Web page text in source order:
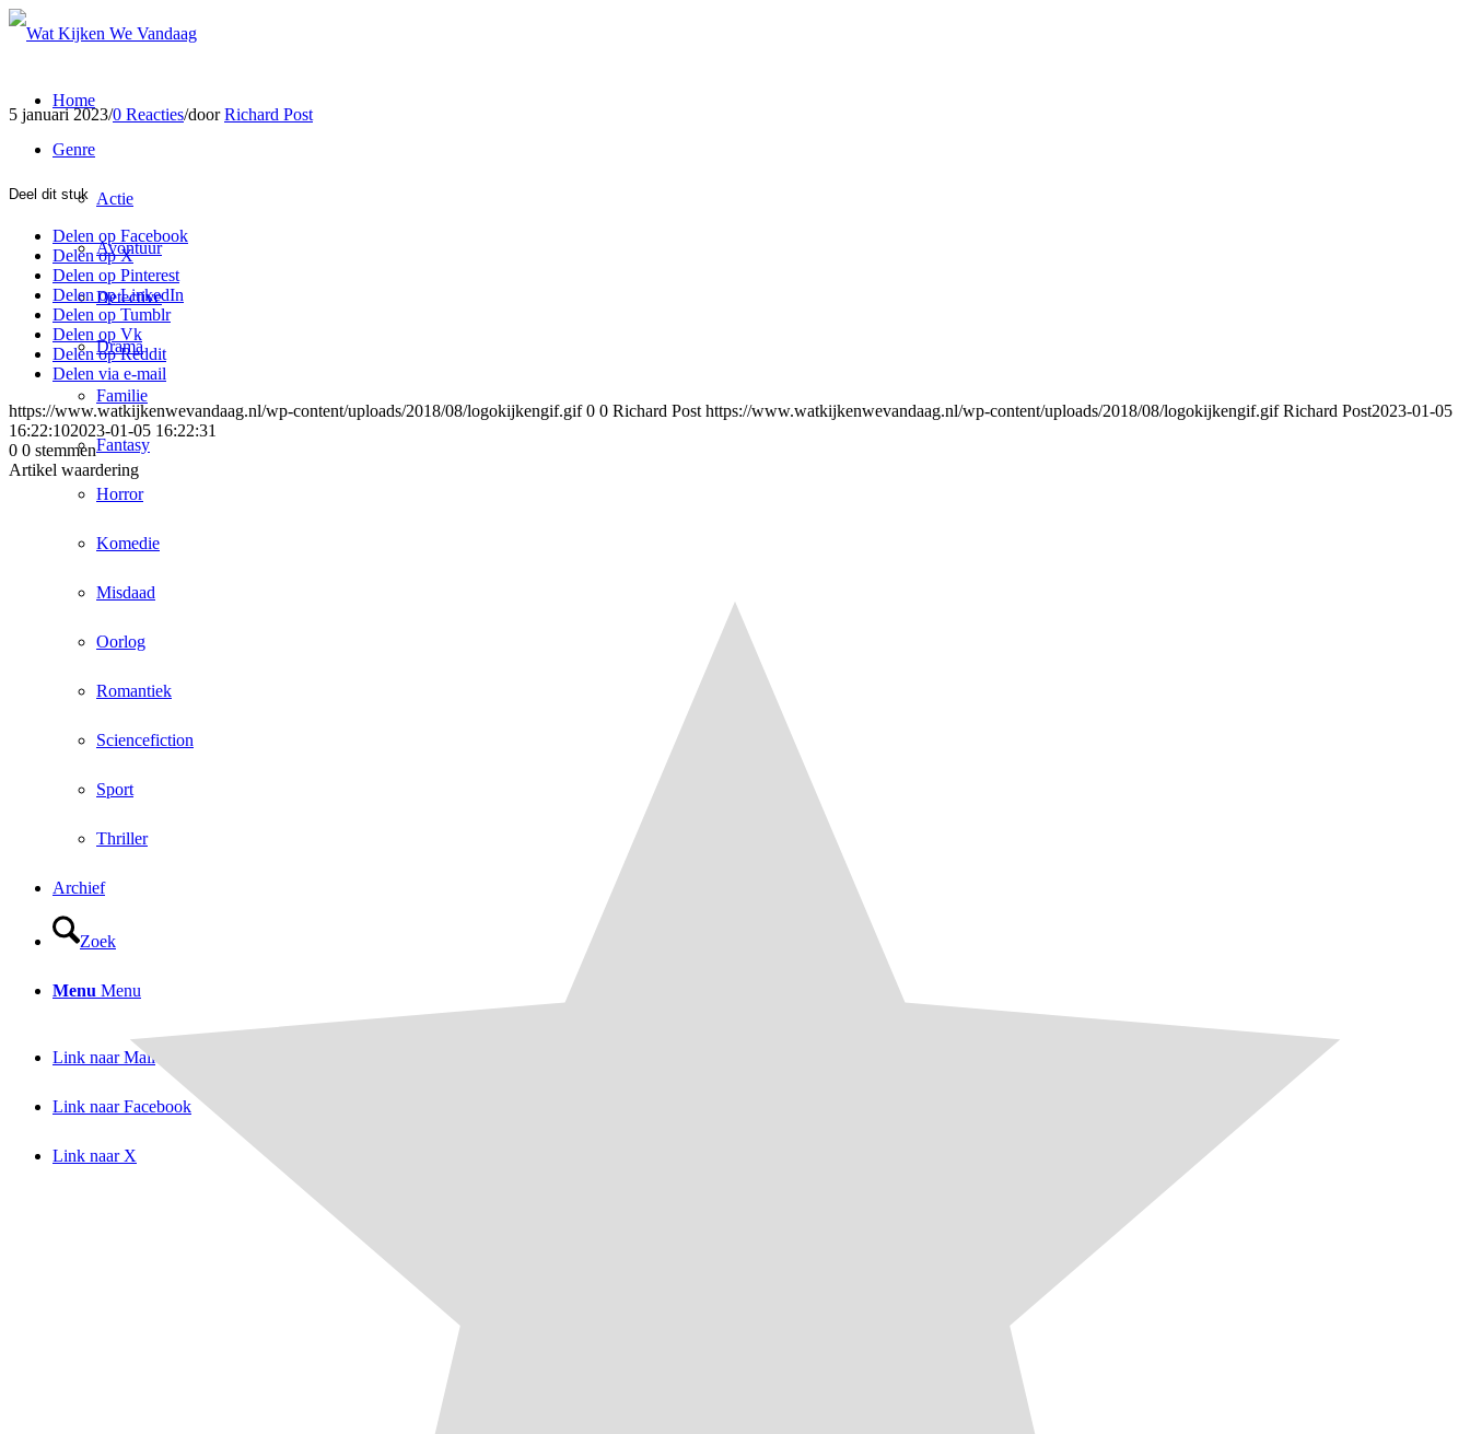
Home
Genre
Actie
Avontuur
Detective
Drama
Familie
Fantasy
Horror
Komedie
Misdaad
Oorlog
Romantiek
Sciencefiction
Sport
Thriller
Archief
Zoek
Menu Menu
Link naar Mail
Link naar Facebook
Link naar X
5 januari 2023/0 Reacties/doorRichard Post
Deel dit stuk
Delen op Facebook
Delen op X
Delen op Pinterest
Delen op LinkedIn
Delen op Tumblr
Delen op Vk
Delen op Reddit
Delen via e-mail
https://www.watkijkenwevandaag.nl/wp-content/uploads/2018/08/logokijkengif.gif 0 0 Richard Post https://www.watkijkenwevandaag.nl/wp-content/uploads/2018/08/logokijkengif.gif Richard Post2023-01-05
16:22:102023-01-05 16:22:31
0 0 stemmen
Artikel waardering